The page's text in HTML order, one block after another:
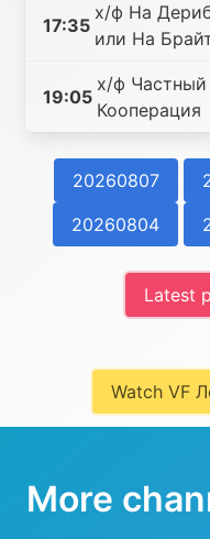
17:35
х/ф На
или На
19:05
х/ф Частный
Кооперация
20260807
20260804
Latest
Watch VF
More